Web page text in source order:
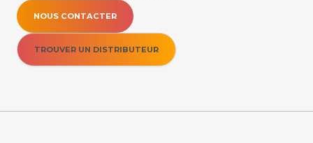
NOUS CONTACTER
TROUVER UN DISTRIBUTEUR